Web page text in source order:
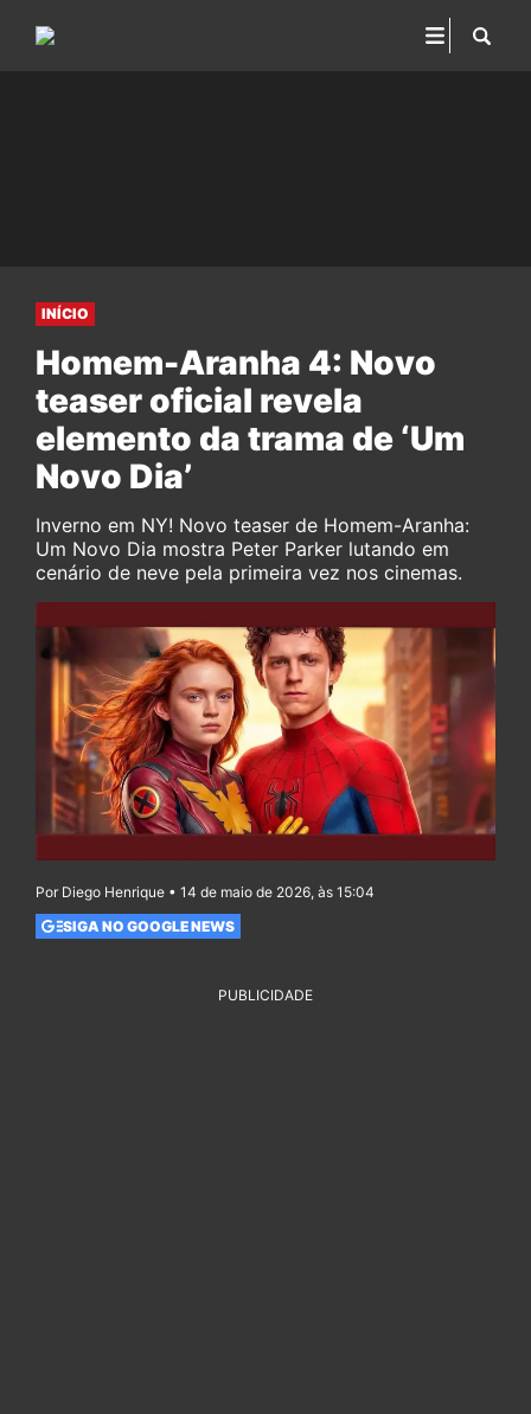
INÍCIO
Homem-Aranha 4: Novo
teaser oficial revela
elemento da trama de ‘Um
Novo Dia’
Inverno em NY! Novo teaser de Homem-Aranha:
Um Novo Dia mostra Peter Parker lutando em
cenário de neve pela primeira vez nos cinemas.
Por Diego Henrique • 14 de maio de 2026, às 15:04
SIGA NO GOOGLE NEWS
PUBLICIDADE